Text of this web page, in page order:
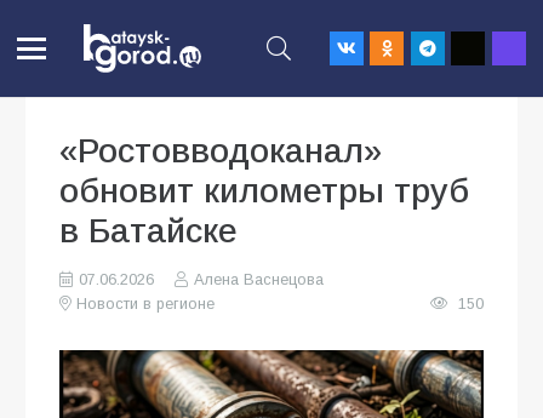
«Ростовводоканал»
обновит километры труб
в Батайске
07.06.2026
Алена Васнецова
Новости в регионе
150